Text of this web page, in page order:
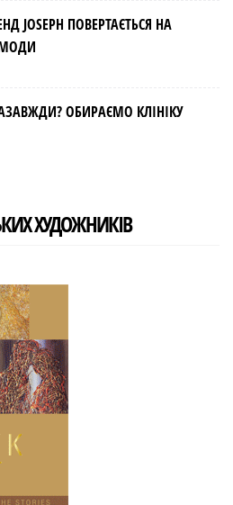
JOSEPH ПОВЕРТАЄТЬСЯ НА
ОБИРАЄМО КЛІНІКУ
ХУДОЖНИКІВ